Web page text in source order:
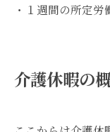
・１週間の所定
介護休暇の